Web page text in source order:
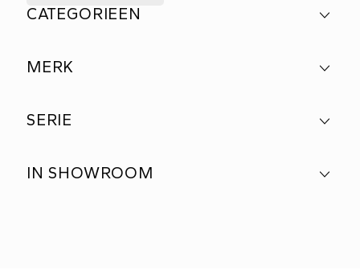
CATEGORIEEN
MERK
SERIE
IN SHOWROOM